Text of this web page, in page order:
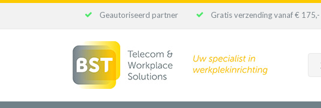
Geautoriseerd partner Gratis verzending vanaf € 175,-